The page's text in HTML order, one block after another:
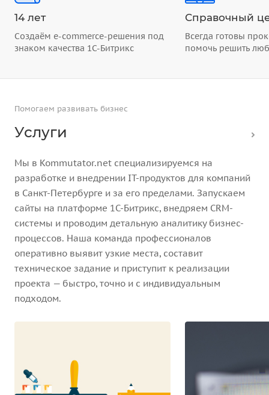
14 лет
Создаём e-commerce-решения под
знаком качества 1С-Битрикс
Справочный
Всегда готовы
помочь решить
Помогаем развивать бизнес
Услуги
Мы в Kommutator.net специализируемся на
разработке и внедрении IT-продуктов для компаний
в Санкт-Петербурге и за его пределами. Запускаем
сайты на платформе 1С-Битрикс, внедряем CRM-
системы и проводим детальную аналитику бизнес-
процессов. Наша команда профессионалов
оперативно выявит узкие места, составит
техническое задание и приступит к реализации
проекта — быстро, точно и с индивидуальным
подходом.